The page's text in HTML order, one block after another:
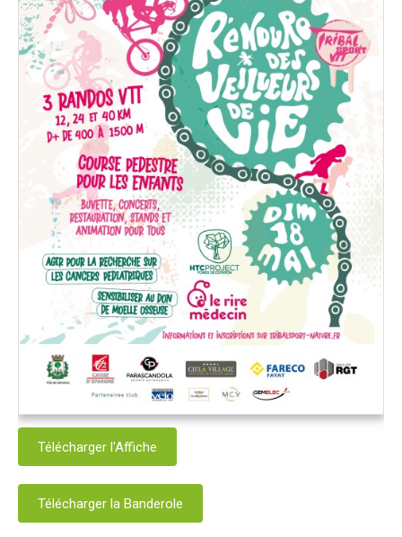
Partenaires
Règlement
Retour sur l'Enduro 2016
Edition 2016
Blog 2016
Bilan de l'Enduro 2016
Résultats
Photos & Vidéos
Liste des inscrits
Programme de la journée
Partenaires
Règlement
Edition 2015
Blog 2015
Résultats
Vidéos
Photos
Télécharger l'Affiche
Télécharger la Banderole